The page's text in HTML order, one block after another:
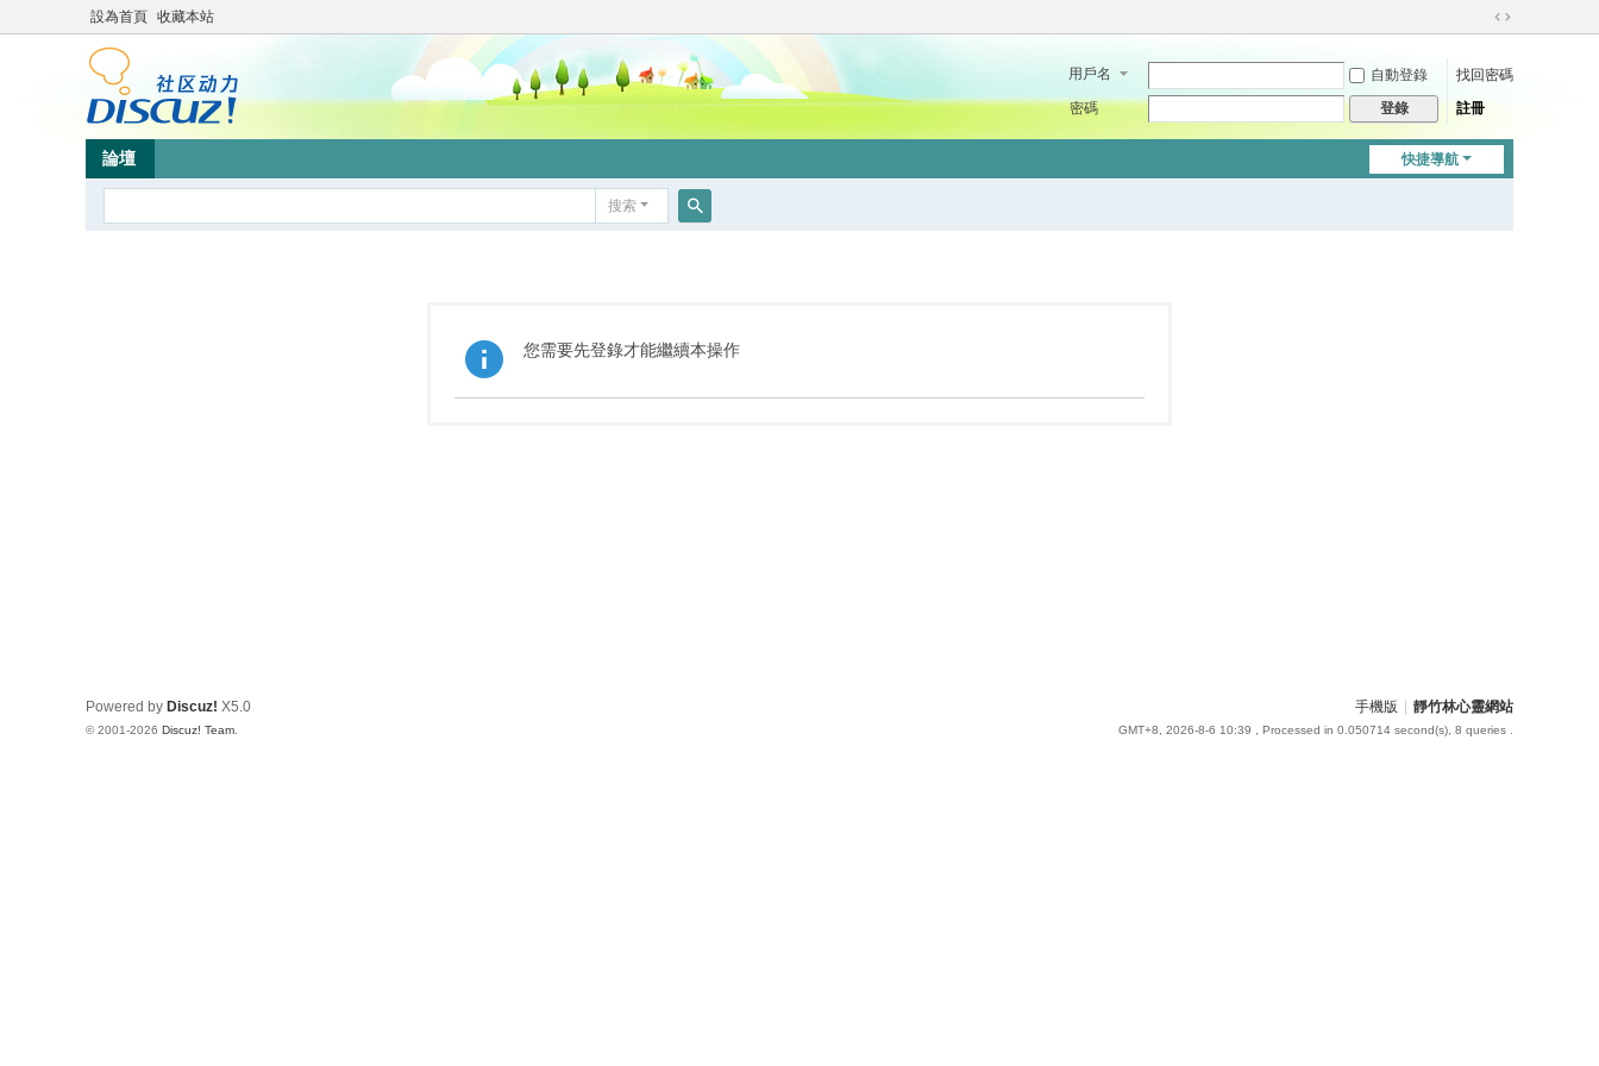
設為首頁 收藏本站
切
到
用戶名 自動登錄
找回密碼
密碼
登錄 註冊
快捷導航
論壇
搜索
您需要先登錄才能繼續本操作
手機版 靜竹林心靈網站
GMT+8, 2026-8-6 10:39 , Processed in 0.050714 second(s), 8 queries .
Powered by Discuz! X5.0
© 2001-2026 Discuz! Team